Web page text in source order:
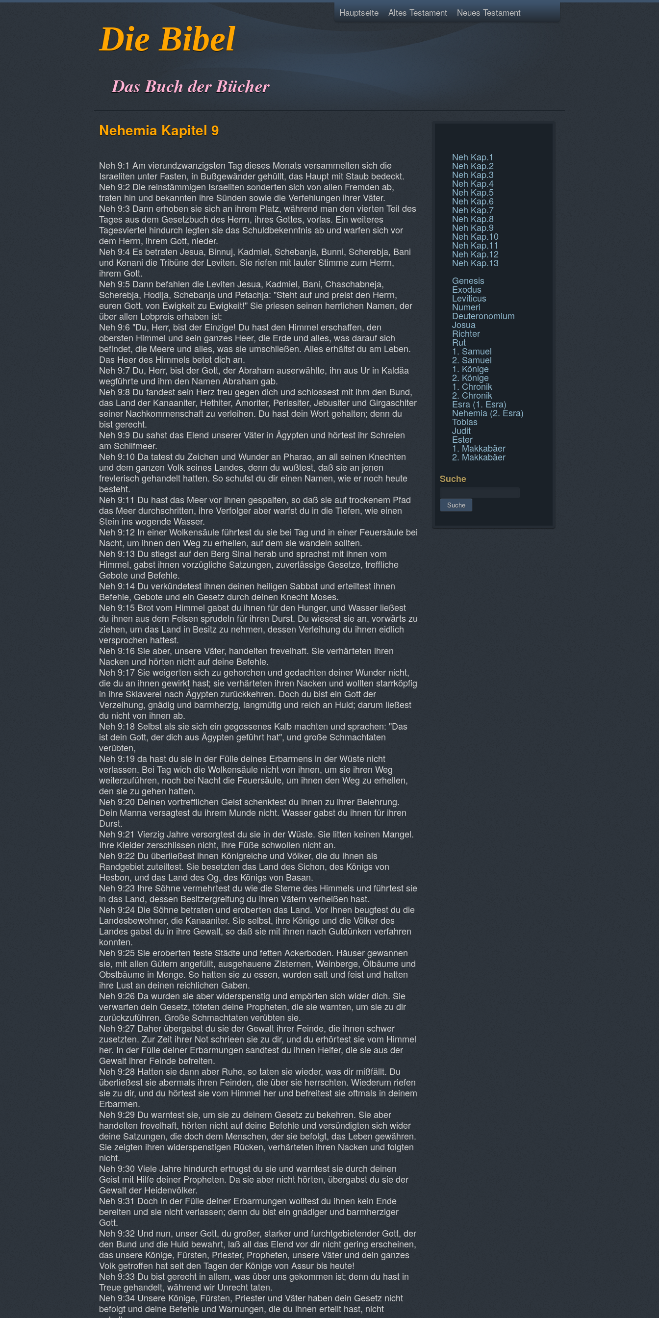
Die Bibel
Das Buch der Bücher
Hauptseite Altes Testament Neues Testament
Nehemia Kapitel 9
Neh 9:1 Am vierundzwanzigsten Tag dieses Monats versammelten sich die
Israeliten unter Fasten, in Bußgewänder gehüllt, das Haupt mit Staub bedeckt.
Neh 9:2 Die reinstämmigen Israeliten sonderten sich von allen Fremden ab,
traten hin und bekannten ihre Sünden sowie die Verfehlungen ihrer Väter.
Neh 9:3 Dann erhoben sie sich an ihrem Platz, während man den vierten Teil des
Tages aus dem Gesetzbuch des Herrn, ihres Gottes, vorlas. Ein weiteres
Tagesviertel hindurch legten sie das Schuldbekenntnis ab und warfen sich vor
dem Herrn, ihrem Gott, nieder.
Neh 9:4 Es betraten Jesua, Binnuj, Kadmiel, Schebanja, Bunni, Scherebja, Bani
und Kenani die Tribüne der Leviten. Sie riefen mit lauter Stimme zum Herrn,
ihrem Gott.
Neh 9:5 Dann befahlen die Leviten Jesua, Kadmiel, Bani, Chaschabneja,
Scherebja, Hodija, Schebanja und Petachja: "Steht auf und preist den Herrn,
euren Gott, von Ewigkeit zu Ewigkeit!" Sie priesen seinen herrlichen Namen, der
über allen Lobpreis erhaben ist:
Neh 9:6 "Du, Herr, bist der Einzige! Du hast den Himmel erschaffen, den
obersten Himmel und sein ganzes Heer, die Erde und alles, was darauf sich
befindet, die Meere und alles, was sie umschließen. Alles erhältst du am Leben.
Das Heer des Himmels betet dich an.
Neh 9:7 Du, Herr, bist der Gott, der Abraham auserwählte, ihn aus Ur in Kaldäa
wegführte und ihm den Namen Abraham gab.
Neh 9:8 Du fandest sein Herz treu gegen dich und schlossest mit ihm den Bund,
das Land der Kanaaniter, Hethiter, Amoriter, Perissiter, Jebusiter und Girgaschiter
seiner Nachkommenschaft zu verleihen. Du hast dein Wort gehalten; denn du
bist gerecht.
Neh 9:9 Du sahst das Elend unserer Väter in Ägypten und hörtest ihr Schreien
am Schilfmeer.
Neh 9:10 Da tatest du Zeichen und Wunder an Pharao, an all seinen Knechten
und dem ganzen Volk seines Landes, denn du wußtest, daß sie an jenen
frevlerisch gehandelt hatten. So schufst du dir einen Namen, wie er noch heute
besteht.
Neh 9:11 Du hast das Meer vor ihnen gespalten, so daß sie auf trockenem Pfad
das Meer durchschritten, ihre Verfolger aber warfst du in die Tiefen, wie einen
Stein ins wogende Wasser.
Neh 9:12 In einer Wolkensäule führtest du sie bei Tag und in einer Feuersäule bei
Nacht, um ihnen den Weg zu erhellen, auf dem sie wandeln sollten.
Neh 9:13 Du stiegst auf den Berg Sinai herab und sprachst mit ihnen vom
Himmel, gabst ihnen vorzügliche Satzungen, zuverlässige Gesetze, treffliche
Gebote und Befehle.
Neh 9:14 Du verkündetest ihnen deinen heiligen Sabbat und erteiltest ihnen
Befehle, Gebote und ein Gesetz durch deinen Knecht Moses.
Neh 9:15 Brot vom Himmel gabst du ihnen für den Hunger, und Wasser ließest
du ihnen aus dem Felsen sprudeln für ihren Durst. Du wiesest sie an, vorwärts zu
ziehen, um das Land in Besitz zu nehmen, dessen Verleihung du ihnen eidlich
versprochen hattest.
Neh 9:16 Sie aber, unsere Väter, handelten frevelhaft. Sie verhärteten ihren
Nacken und hörten nicht auf deine Befehle.
Neh 9:17 Sie weigerten sich zu gehorchen und gedachten deiner Wunder nicht,
die du an ihnen gewirkt hast; sie verhärteten ihren Nacken und wollten starrköpfig
in ihre Sklaverei nach Ägypten zurückkehren. Doch du bist ein Gott der
Verzeihung, gnädig und barmherzig, langmütig und reich an Huld; darum ließest
du nicht von ihnen ab.
Neh 9:18 Selbst als sie sich ein gegossenes Kalb machten und sprachen: "Das
ist dein Gott, der dich aus Ägypten geführt hat", und große Schmachtaten
verübten,
Neh 9:19 da hast du sie in der Fülle deines Erbarmens in der Wüste nicht
verlassen. Bei Tag wich die Wolkensäule nicht von ihnen, um sie ihren Weg
weiterzuführen, noch bei Nacht die Feuersäule, um ihnen den Weg zu erhellen,
den sie zu gehen hatten.
Neh 9:20 Deinen vortrefflichen Geist schenktest du ihnen zu ihrer Belehrung.
Dein Manna versagtest du ihrem Munde nicht. Wasser gabst du ihnen für ihren
Durst.
Neh 9:21 Vierzig Jahre versorgtest du sie in der Wüste. Sie litten keinen Mangel.
Ihre Kleider zerschlissen nicht, ihre Füße schwollen nicht an.
Neh 9:22 Du überließest ihnen Königreiche und Völker, die du ihnen als
Randgebiet zuteiltest. Sie besetzten das Land des Sichon, des Königs von
Hesbon, und das Land des Og, des Königs von Basan.
Neh 9:23 Ihre Söhne vermehrtest du wie die Sterne des Himmels und führtest sie
in das Land, dessen Besitzergreifung du ihren Vätern verheißen hast.
Neh 9:24 Die Söhne betraten und eroberten das Land. Vor ihnen beugtest du die
Landesbewohner, die Kanaaniter. Sie selbst, ihre Könige und die Völker des
Landes gabst du in ihre Gewalt, so daß sie mit ihnen nach Gutdünken verfahren
konnten.
Neh 9:25 Sie eroberten feste Städte und fetten Ackerboden. Häuser gewannen
sie, mit allen Gütern angefüllt, ausgehauene Zisternen, Weinberge, Ölbäume und
Obstbäume in Menge. So hatten sie zu essen, wurden satt und feist und hatten
ihre Lust an deinen reichlichen Gaben.
Neh 9:26 Da wurden sie aber widerspenstig und empörten sich wider dich. Sie
verwarfen dein Gesetz, töteten deine Propheten, die sie warnten, um sie zu dir
zurückzuführen. Große Schmachtaten verübten sie.
Neh 9:27 Daher übergabst du sie der Gewalt ihrer Feinde, die ihnen schwer
zusetzten. Zur Zeit ihrer Not schrieen sie zu dir, und du erhörtest sie vom Himmel
her. In der Fülle deiner Erbarmungen sandtest du ihnen Helfer, die sie aus der
Gewalt ihrer Feinde befreiten.
Neh 9:28 Hatten sie dann aber Ruhe, so taten sie wieder, was dir mißfällt. Du
überließest sie abermals ihren Feinden, die über sie herrschten. Wiederum riefen
sie zu dir, und du hörtest sie vom Himmel her und befreitest sie oftmals in deinem
Erbarmen.
Neh 9:29 Du warntest sie, um sie zu deinem Gesetz zu bekehren. Sie aber
handelten frevelhaft, hörten nicht auf deine Befehle und versündigten sich wider
deine Satzungen, die doch dem Menschen, der sie befolgt, das Leben gewähren.
Sie zeigten ihren widerspenstigen Rücken, verhärteten ihren Nacken und folgten
nicht.
Neh 9:30 Viele Jahre hindurch ertrugst du sie und warntest sie durch deinen
Geist mit Hilfe deiner Propheten. Da sie aber nicht hörten, übergabst du sie der
Gewalt der Heidenvölker.
Neh 9:31 Doch in der Fülle deiner Erbarmungen wolltest du ihnen kein Ende
bereiten und sie nicht verlassen; denn du bist ein gnädiger und barmherziger
Gott.
Neh 9:32 Und nun, unser Gott, du großer, starker und furchtgebietender Gott, der
den Bund und die Huld bewahrt, laß all das Elend vor dir nicht gering erscheinen,
das unsere Könige, Fürsten, Priester, Propheten, unsere Väter und dein ganzes
Volk getroffen hat seit den Tagen der Könige von Assur bis heute!
Neh 9:33 Du bist gerecht in allem, was über uns gekommen ist; denn du hast in
Treue gehandelt, während wir Unrecht taten.
Neh 9:34 Unsere Könige, Fürsten, Priester und Väter haben dein Gesetz nicht
befolgt und deine Befehle und Warnungen, die du ihnen erteilt hast, nicht
Neh Kap.1
Neh Kap.2
Neh Kap.3
Neh Kap.4
Neh Kap.5
Neh Kap.6
Neh Kap.7
Neh Kap.8
Neh Kap.9
Neh Kap.10
Neh Kap.11
Neh Kap.12
Neh Kap.13
Genesis
Exodus
Leviticus
Numeri
Deuteronomium
Josua
Richter
Rut
1. Samuel
2. Samuel
1. Könige
2. Könige
1. Chronik
2. Chronik
Esra (1. Esra)
Nehemia (2. Esra)
Tobias
Judit
Ester
1. Makkabäer
2. Makkabäer
Suche